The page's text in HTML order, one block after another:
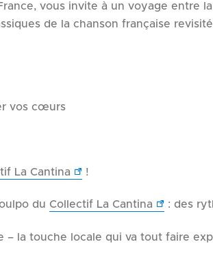
vous invite à un voyage entre
de la chanson française
vos cœurs
La Cantina !
du Collectif La Cantina : des
– la touche locale qui va tout faire